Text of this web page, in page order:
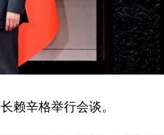
赖辛格举行会谈。